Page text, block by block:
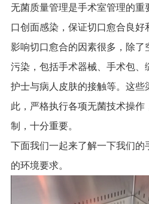
无菌质量管理是手术室管理的重
口创面感染，保证切口愈合良好
影响切口愈合的因素很多，除
污染，包括手术器械、手术包、
护士与病人皮肤的接触等。这些
此，严格执行各项无菌技术操
制，十分重要。
下面我们一起来了解一下我们
的环境要求。